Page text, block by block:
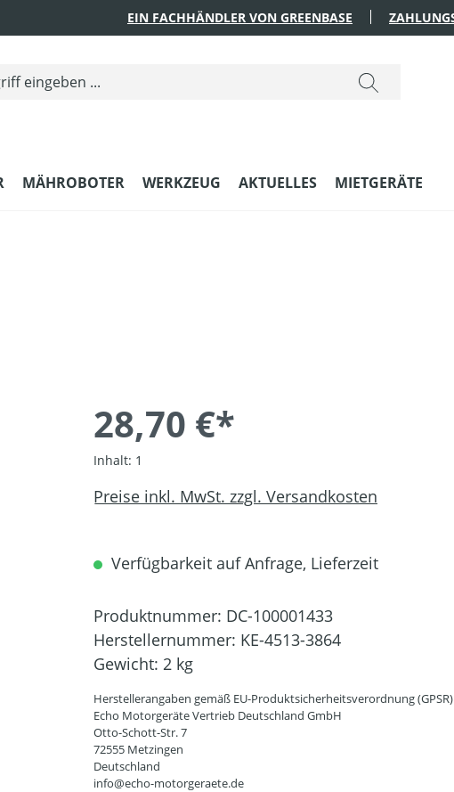
EIN FACHHÄNDLER VON GREENBASE
MÄHROBOTER WERKZEUG AKTUELLES MIETGERÄTE
28,70 €*
Inhalt: 1
Preise inkl. MwSt. zzgl. Versandkosten
Verfügbarkeit auf Anfrage, Lieferzeit
Produktnummer: DC-100001433
Herstellernummer: KE-4513-3864
Gewicht: 2 kg
Herstellerangaben gemäß EU-Produktsicherheitsverordnung
Echo Motorgeräte Vertrieb Deutschland GmbH
Otto-Schott-Str. 7
72555 Metzingen
Deutschland
info@echo-motorgeraete.de